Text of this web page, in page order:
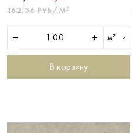
162,36 РУБ/М²
м²
В корзину